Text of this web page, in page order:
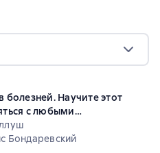
болезней. Научите этот
с любыми
выводить токсины и
Бондаревский